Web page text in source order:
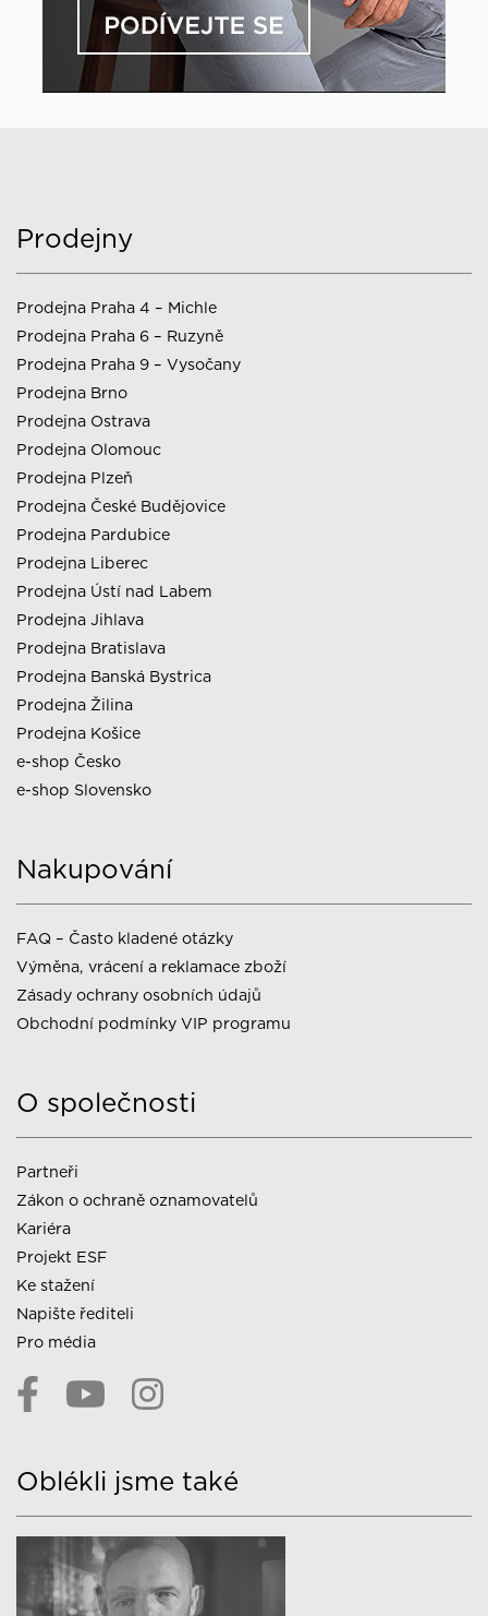
Prodejny
Prodejna Praha 4 – Michle
Prodejna Praha 6 – Ruzyně
Prodejna Praha 9 – Vysočany
Prodejna Brno
Prodejna Ostrava
Prodejna Olomouc
Prodejna Plzeň
Prodejna České Budějovice
Prodejna Pardubice
Prodejna Liberec
Prodejna Ústí nad Labem
Prodejna Jihlava
Prodejna Bratislava
Prodejna Banská Bystrica
Prodejna Žilina
Prodejna Košice
e-shop Česko
e-shop Slovensko
Nakupování
FAQ – Často kladené otázky
Výměna, vrácení a reklamace zboží
Zásady ochrany osobních údajů
Obchodní podmínky VIP programu
O společnosti
Partneři
Zákon o ochraně oznamovatelů
Kariéra
Projekt ESF
Ke stažení
Napište řediteli
Pro média
Oblékli jsme také